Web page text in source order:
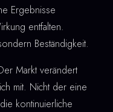
Ergebnisse
entfalten.
Beständigkeit.
Markt verändert
mit. Nicht der eine
kontinuierliche